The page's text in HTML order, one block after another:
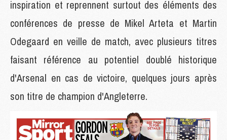
inspiration et reprennent surtout des éléments des
conférences de presse de Mikel Arteta et Martin
Odegaard en veille de match, avec plusieurs titres
faisant référence au potentiel doublé historique
d'Arsenal en cas de victoire, quelques jours après
son titre de champion d'Angleterre.